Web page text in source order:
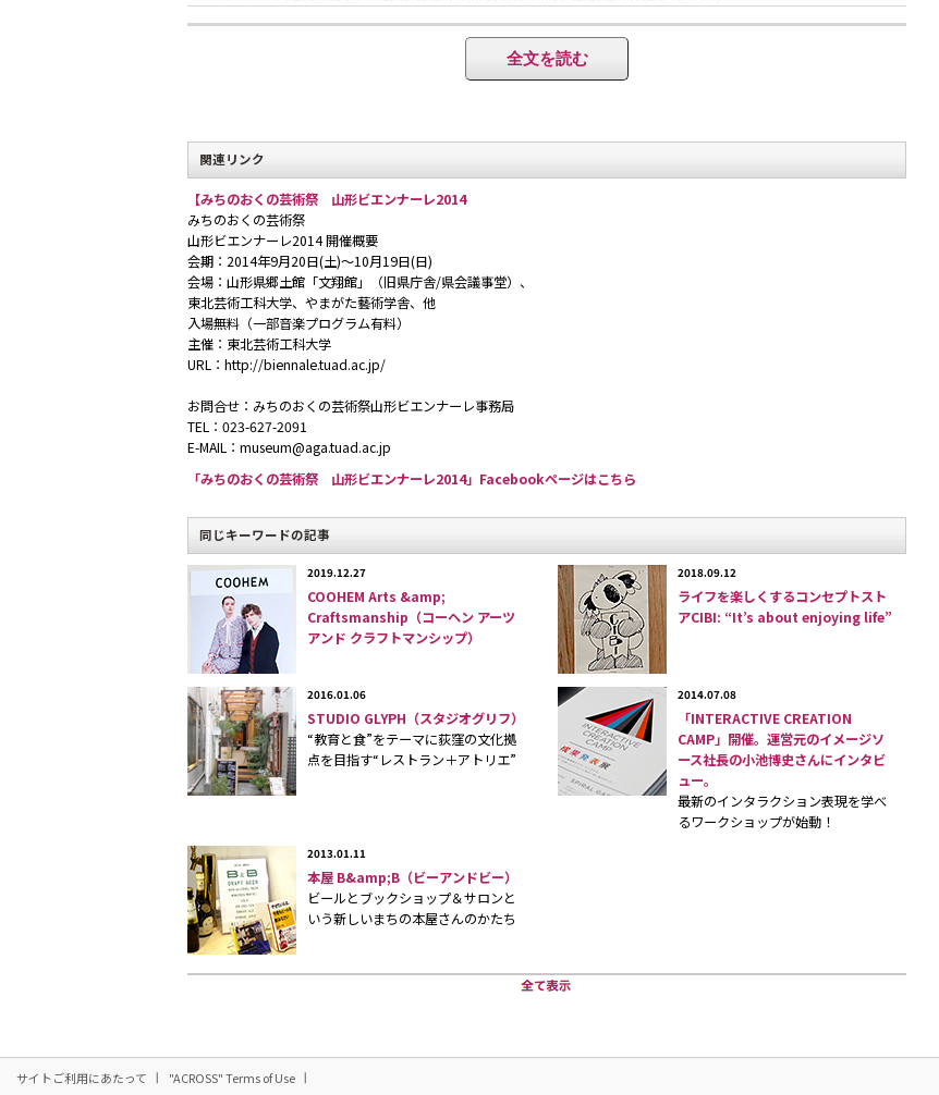
野生と洗練。その鮮やかな対比は、まぎれもなく”今”をギュッと掴みながらも、時間を越え
た物語に触れているかのようだ。どこを切っても新しい。それは強烈なインパクトを放って
全文を読む
関連リンク
【みちのおくの芸術祭 山形ビエンナーレ2014
みちのおくの芸術祭
山形ビエンナーレ2014 開催概要
会期：2014年9月20日(土)～10月19日(日)
会場：山形県郷土館「文翔館」（旧県庁舎/県会議事堂）、
東北芸術工科大学、やまがた藝術学舎、他
入場無料（一部音楽プログラム有料）
主催：東北芸術工科大学
URL：http://biennale.tuad.ac.jp/
お問合せ：みちのおくの芸術祭山形ビエンナーレ事務局
TEL：023-627-2091
E-MAIL：museum@aga.tuad.ac.jp
「みちのおくの芸術祭 山形ビエンナーレ2014」Facebookページはこちら
同じキーワードの記事
2019.12.27
COOHEM Arts &amp;
Craftsmanship（コーヘン アーツ
アンド クラフトマンシップ）
2018.09.12
ライフを楽しくするコンセプトスト
アCIBI: “It’s about enjoying life”
2016.01.06
STUDIO GLYPH（スタジオグリフ）
“教育と食”をテーマに荻窪の文化拠
点を目指す“レストラン＋アトリエ”
2014.07.08
「INTERACTIVE CREATION
CAMP」開催。運営元のイメージソ
ース社長の小池博史さんにインタビ
ュー。
最新のインタラクション表現を学べ
るワークショップが始動！
2013.01.11
本屋 B&amp;B（ビーアンドビー）
ビールとブックショップ＆サロンと
いう新しいまちの本屋さんのかたち
サイトご利用にあたって "ACROSS" Terms of Use